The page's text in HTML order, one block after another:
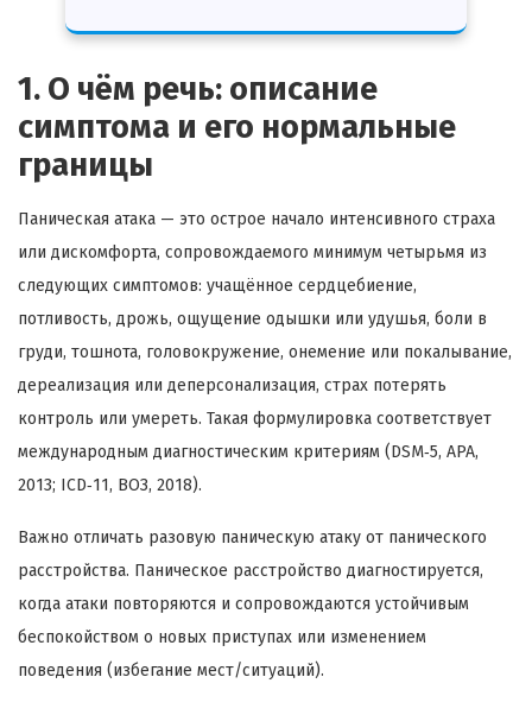
1. О чём речь: описание
симптома и его нормальные
границы
Паническая атака — это острое начало интенсивного страха
или дискомфорта, сопровождаемого минимум четырьмя из
следующих симптомов: учащённое сердцебиение,
потливость, дрожь, ощущение одышки или удушья, боли в
груди, тошнота, головокружение, онемение или покалывание,
дереализация или деперсонализация, страх потерять
контроль или умереть. Такая формулировка соответствует
международным диагностическим критериям (DSM‑5, APA,
2013; ICD‑11, ВОЗ, 2018).
Важно отличать разовую паническую атаку от панического
расстройства. Паническое расстройство диагностируется,
когда атаки повторяются и сопровождаются устойчивым
беспокойством о новых приступах или изменением
поведения (избегание мест/ситуаций).